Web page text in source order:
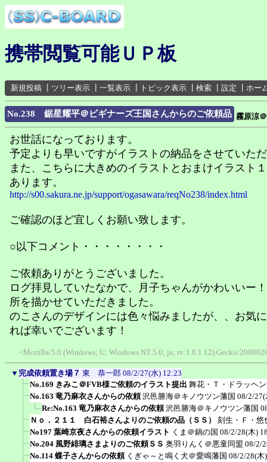
携帯閲覧可能ＵＰ板
新規投稿 ツリー表示 一覧表示 トピック表示 検索 設定 ホー
No.238 鋸星耀平＠ビギナーズ王国さんからのご依頼品 霧原涼
お世話になっております。
予定よりも早いですがイラストの納品をさせていた
また、こちらに大きめのイラストとおまけイラスト
あります。
http://s00.sakura.ne.jp/support/ogasawara/reqNo238/index.html
ご確認のほど宜しくお願い致します。
○以下コメント・・・・・・・・
ご依頼ありがとうございました。
ログ拝見していたなかで、月子ちゃんがかわいいー
所を描かせていただきました。
のこさんのデザインには色々悩みましたが、、お気
れば幸いでございます！
<Mozilla/5.0 (Windows; U; Windows NT 5.0; ja; rv:1.8.1.12) Gecko/
▼ 完成依頼置き場７ 東 恭一郎 08/2/27(水) 12:23
No.169 きみこ＠FVB様ご依頼のイラスト提出 舞花・Ｔ・ドラッヘ
No.163 竜乃麻衣さんからの依頼 沢邑勝海＠キノウツン藩国 08/2/27(
Re:No.163 竜乃麻衣さんからの依頼 沢邑勝海＠キノウツン藩国
Ｎｏ．２１１ 白石裕さんよりのご依頼の品（ＳＳ）
刻生・Ｆ・悠
No197 葉崎京夜さんからの依頼イラスト くま＠鍋の国 08/2/28(木)
No.204 風野緋璃さまよりのご依頼ＳＳ 奥羽りんく＠悪童同盟 08/2/
No.114 蝶子さんからの依頼 くぎゃ～と鳴く犬＠愛鳴藩国 08/2/28(木